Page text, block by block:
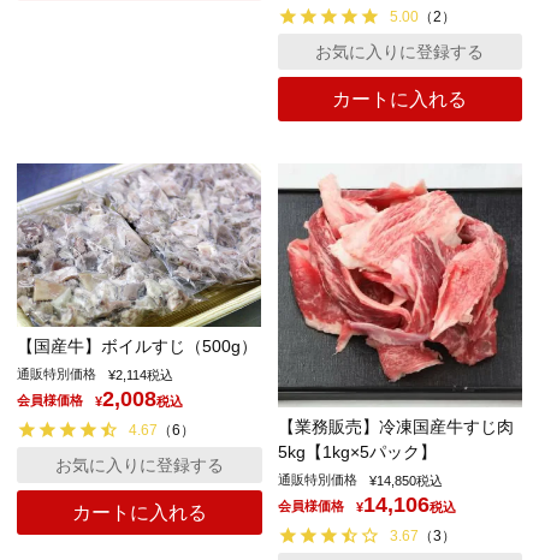
5.00（2 ）
カートに入れる
お気に入りに登録する
【国産牛】ボイルすじ（500g）
通販特別価格 ¥2,114税込
会員様価格
¥2,008税込
4.67 （6 ）
カートに入れる
お気に入りに登録する
【業務販売】冷凍国産牛すじ肉
5kg【1kg×5パック】
通販特別価格 ¥14,850税込
会員様価格
¥14,106税込
3.67 （3 ）